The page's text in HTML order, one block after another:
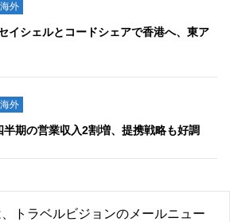
外
イシェルとコードシェアで香港へ、東ア
外
期の営業収入2割増、提携戦略も好調
トラベルビジョンのメールニュー